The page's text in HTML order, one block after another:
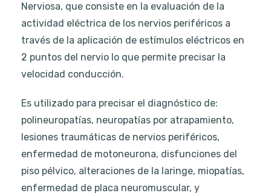
Nerviosa, que consiste en la evaluación de la
actividad eléctrica de los nervios periféricos a
través de la aplicación de estímulos eléctricos en
2 puntos del nervio lo que permite precisar la
velocidad conducción.
Es utilizado para precisar el diagnóstico de:
polineuropatías, neuropatías por atrapamiento,
lesiones traumáticas de nervios periféricos,
enfermedad de motoneurona, disfunciones del
piso pélvico, alteraciones de la laringe, miopatías,
enfermedad de placa neuromuscular, y